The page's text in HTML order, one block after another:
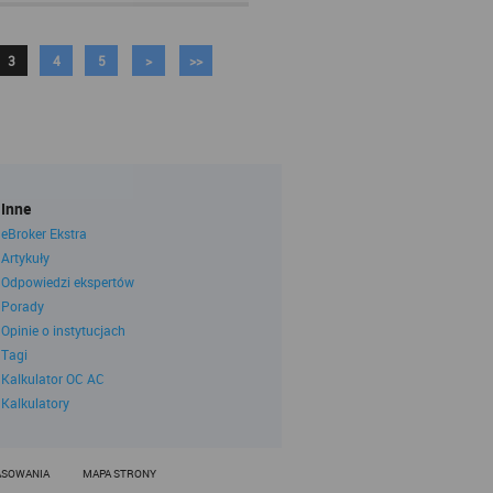
3 4 5 > >>
Inne
eBroker Ekstra
Artykuły
Odpowiedzi ekspertów
Porady
Opinie o instytucjach
Tagi
Kalkulator OC AC
Kalkulatory
MAPA STRONY
k.)
141), ul.
plików
sposobie
na
w
Więcej